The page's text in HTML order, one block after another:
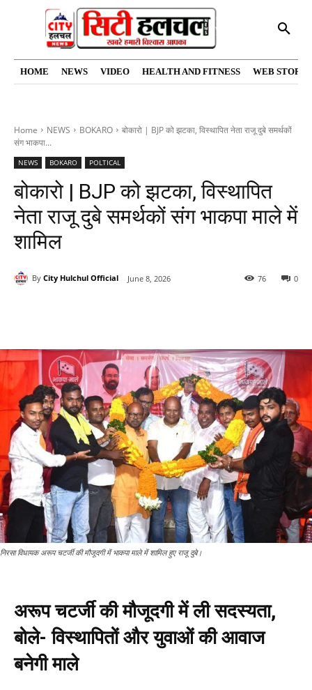
HOME NEWS VIDEO HEALTH AND FITNESS WEB
Home NEWS BOKARO
बोकारो | BJP को झटका, विस्थापित नेता राजू दुबे समर्थकों
संग भाकपा...
NEWS BOKARO POLTICAL
बोकारो | BJP को झटका, विस्थापित
नेता राजू दुबे समर्थकों संग भाकपा माले में
शामिल
By City Hulchul Official June 8, 2026 0
76
निरसा विधायक अरूप चटर्जी की मौजूदगी में भाकपा माले में शामिल हुए राजू दुबे।
अरूप चटर्जी की मौजूदगी में ली सदस्यता,
बोले- विस्थापितों और युवाओं की आवाज
बनेगी माले